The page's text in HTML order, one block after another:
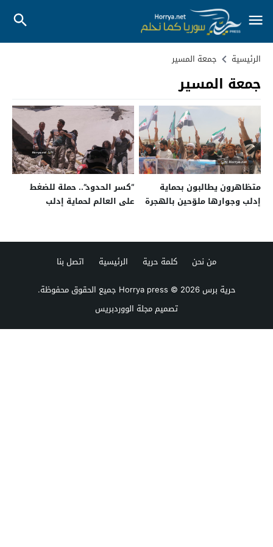
الرئيسية جمعة المسير
جمعة المسير
متظاهرون يطالبون بحماية
إدلب وجوارها ملوّحين بالهجرة
“كسر الحدود”.. حملة للضغط
على العالم لحماية إدلب
من نحن كلمة حرية الرئيسية
اتصل بنا
حرية برس Horrya press© 2026 جميع الحقوق محفوظة.
تصميممجلة الووردبريس